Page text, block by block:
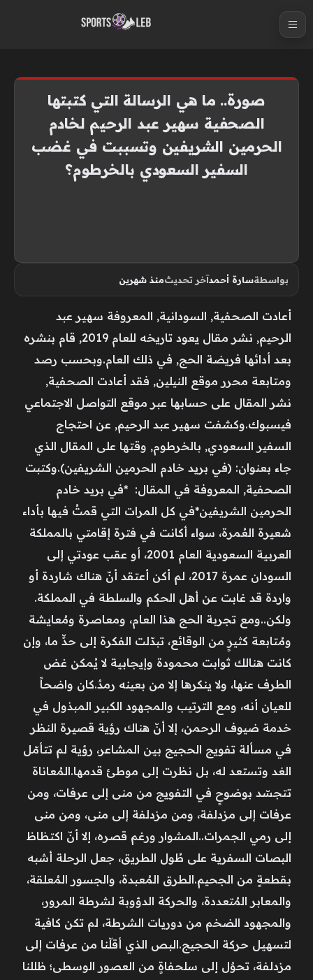
صورة.. ما هي الرسالة التي كتبتها
الصحفية سهير عبد الرحيم لخادم
الحرمين الشريفين وتسببت في غضب
السفير السعودي بالخرطوم؟
بواسطةسارة أحمدآخر تحديثمنذ شهرين
أعادت الصحفية, السودانية, المعروفة سهير عبد
الرحيم, نشر مقال يعود تاريخه للعام 2019, قام بنشره
بعد أدائها فريضة الحج, في ذلك العام.وبحسب رصد
ومتابعة محرر موقع النيلين, فقد أعادت الصحفية,
نشر المقال على حسابها عبر موقع التواصل الاجتماعي
فيسبوك.وكشفت سهير عبد الرحيم, عن احتجاج
السفير السعودي, بالخرطوم, وقتها على المقال الذي
جاء بعنوان: (في بريد خادم الحرمين الشريفين).وكتبت
الصحفية, المعروفة في المقال: *في بريد خادم
الحرمين الشريفين*في كل المرات التي قمتُ فيها بأداء
شعيرة العُمرة، سواء أكانت في فترة إقامتي بالمملكة
العربية السعودية العام 2001، أو عقب عودتي إلى
السودان عمرة 2017، لم أكن أعتقد أنّ هناك شاردة أو
واردة قد غابت عن أهل الحكم والسلطة في المملكة.
ولكن..ومع تجربة الحج هذا العام، ومعاصرة ومُعايشة
ومُتابعة كثيرٍ من الوقائع، تبدّلت الفكرة إلى حدٍّ ما، وإن
كانت هنالك ثوابت محمودة وإيجابية لا يُمكن غض
الطرف عنها، ولا ينكرها إلا من بعينه رمدٌ.كان واضحاً
للعيان أنه، ومع الترتيب والمجهود الكبير المبذول في
خدمة ضيوف الرحمن، إلا أنّ هناك رؤية قصيرة النظر
في مسألة تفويج الحجيج بين المشاعر، رؤية لم تتأمّل
الغد وتستعد له، بل نظرت إلى موطئ قدمها.المُعاناة
تتجسّد بوضوحٍ في التفويج من منى إلى عرفات، ومن
عرفات إلى مزدلفة، ومن مزدلفة إلى منى، ومن منى
إلى رمي الجمرات..المشوار ورغم قصره، إلا أنّ اكتظاظ
البصات السفرية على طُول الطريق، جعل الرحلة أشبه
بقطعةٍ من الجحيم.الطرق المُعبدة، والجسور المُعلقة،
والمعابر المُتعددة، والحركة الدؤوبة لشرطة المرور،
والمجهود الضخم من دوريات الشرطة، لم تكن كافية
لتسهيل حركة الحجيج.البص الذي أقلّنا من عرفات إلى
مزدلفة، تحوٌل إلى سلحفاةٍ من العصور الوسطى؛ ظللنا